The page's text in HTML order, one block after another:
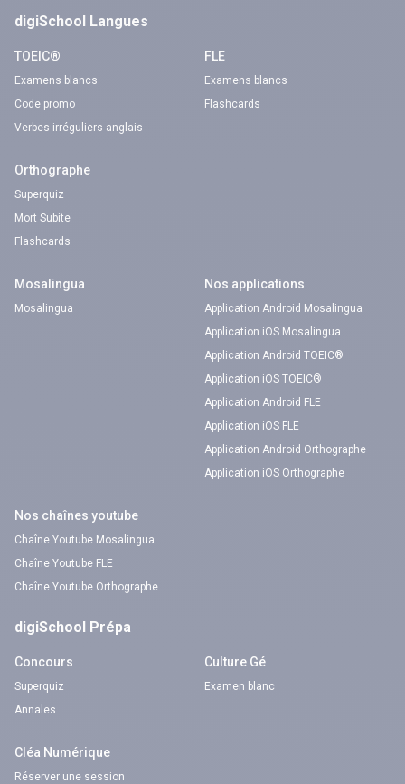
digiSchool Langues
TOEIC®
Examens blancs
Code promo
Verbes irréguliers anglais
FLE
Examens blancs
Flashcards
Orthographe
Superquiz
Mort Subite
Flashcards
Mosalingua
Mosalingua
Nos applications
Application Android Mosalingua
Application iOS Mosalingua
Application Android TOEIC®
Application iOS TOEIC®
Application Android FLE
Application iOS FLE
Application Android Orthographe
Application iOS Orthographe
Nos chaînes youtube
Chaîne Youtube Mosalingua
Chaîne Youtube FLE
Chaîne Youtube Orthographe
digiSchool Prépa
Concours
Superquiz
Annales
Culture Gé
Examen blanc
Cléa Numérique
Réserver une session